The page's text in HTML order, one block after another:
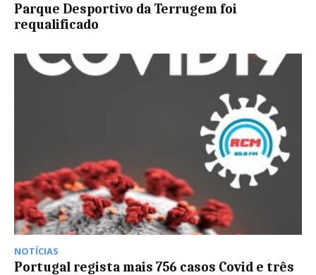
Parque Desportivo da Terrugem foi
requalificado
NOTÍCIAS
Portugal regista mais 756 casos Covid e três